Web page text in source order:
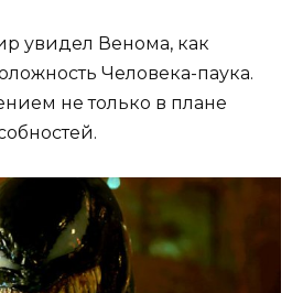
увидел Венома, как
Человека-паука.
не только в плане